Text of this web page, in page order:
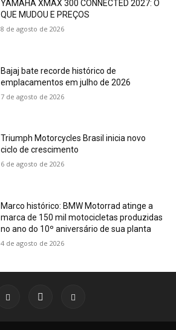
YAMAHA XMAX 300 CONNECTED 2027: O
QUE MUDOU E PREÇOS
8 de agosto de 2026
Bajaj bate recorde histórico de
emplacamentos em julho de 2026
7 de agosto de 2026
Triumph Motorcycles Brasil inicia novo
ciclo de crescimento
6 de agosto de 2026
Marco histórico: BMW Motorrad atinge a
marca de 150 mil motocicletas produzidas
no ano do 10º aniversário de sua planta
4 de agosto de 2026